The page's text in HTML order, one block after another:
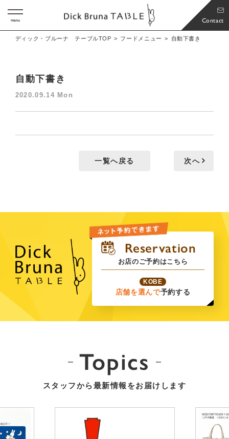
Contact
menu
ディック・ブルーナ テーブルTOP フードメニュー 自動下書き
自動下書き
2020.09.14 Mon
一覧へ戻る 次へ
お店のご予約はこちら
KOBE
店舗を選んで予約する
Topics
スタッフから最新情報をお届けします